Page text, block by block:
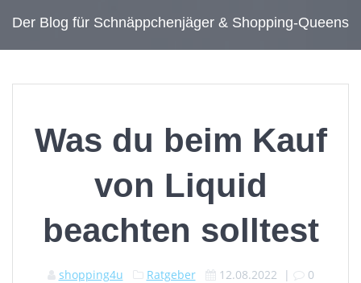
Der Blog für Schnäppchenjäger & Shopping-Queens
Was du beim Kauf
von Liquid
beachten solltest
shopping4u Ratgeber 12.08.2022 | 0